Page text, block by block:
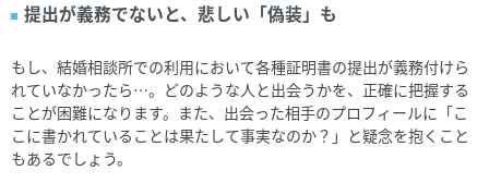
提出が義務でないと、悲しい「偽装」も
もし、結婚相談所での利用において各種証明書の提出が義務付けら
れていなかったら…。どのような人と出会うかを、正確に把握する
ことが困難になります。また、出会った相手のプロフィールに「こ
こに書かれていることは果たして事実なのか？」と疑念を抱くこと
もあるでしょう。